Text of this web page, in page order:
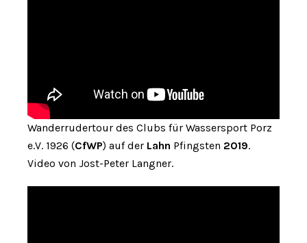
Wanderrudertour des Clubs für Wassersport Porz
e.V. 1926 (CfWP) auf der Lahn Pfingsten 2019.
Video von Jost-Peter Langner.